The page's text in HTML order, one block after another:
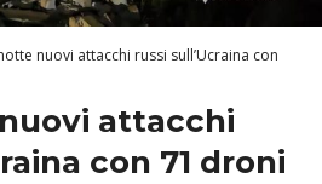
nuovi attacchi russi sull’Ucraina con
attacchi
con 71 droni